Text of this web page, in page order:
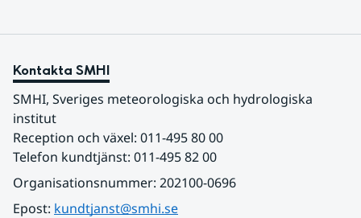
Kontakta SMHI
SMHI, Sveriges meteorologiska och hydrologiska
institut
Reception och växel: 011-495 80 00
Telefon kundtjänst: 011-495 82 00
Organisationsnummer: 202100-0696
Epost: kundtjanst@smhi.se